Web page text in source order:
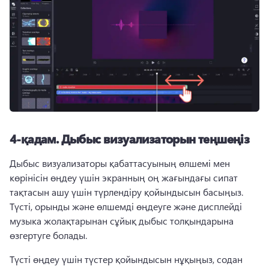
4-қадам.Дыбыс визуализаторын теңшеңіз
Дыбыс визуализаторы қабаттасуының өлшемі мен
көрінісін өңдеу үшін экранның оң жағындағы сипат
Түсті, орынды және өлшемді өңдеуге және дисплейді
музыка жолақтарынан сұйық дыбыс толқындарына
өзгертуге болады.
Түсті өңдеу үшін түстер қойындысын нұқыңыз, содан